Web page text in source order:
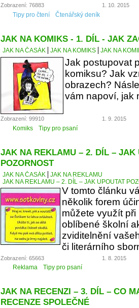
Zobrazení: 76883 1. 10. 2015
Tipy pro čtení Čtenářský deník
JAK NA KOMIKS - 1. DÍL - JAK
JAK NA ČASÁK JAK NA KOMIKS JAK NA
Jak postupovat
komiksu? Jak
obrazech?
vám napoví, jak
Zobrazení: 99910 1. 9. 2015
Komiks Tipy pro psaní
JAK NA REKLAMU – 2. DÍL – JAK
POZORNOST
JAK NA ČASÁK
JAK NA REKLAMU
JAK NA REKLAMU – 2. DÍL – JAK UPOUTAT
V tomto článku
několik forem
můžete využít
oblíbené školní
zviditelnění
či literárního
Zobrazení: 65663 1. 8. 2015
Reklama Tipy pro psaní
JAK NA RECENZI – 3. DÍL – CO
RECENZE SPOLEČNÉ